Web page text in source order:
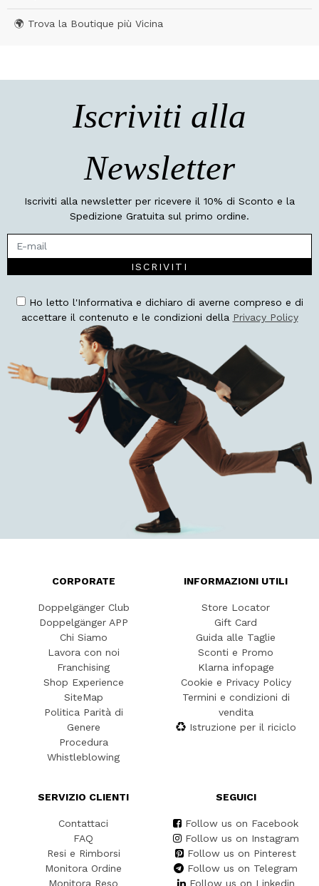
🌍 Trova la Boutique più Vicina
Iscriviti alla
Newsletter
Iscriviti alla newsletter per ricevere il 10% di Sconto e la
Spedizione Gratuita sul primo ordine.
ISCRIVITI
Ho letto l'Informativa e dichiaro di averne compreso e di
accettare il contenuto e le condizioni della Privacy Policy
CORPORATE
Doppelgänger Club
Doppelgänger APP
Chi Siamo
Lavora con noi
Franchising
Shop Experience
SiteMap
Politica Parità di
Genere
Procedura
Whistleblowing
INFORMAZIONI UTILI
Store Locator
Gift Card
Guida alle Taglie
Sconti e Promo
Klarna infopage
Cookie e Privacy Policy
Termini e condizioni di
vendita
Istruzione per il riciclo
SERVIZIO CLIENTI
Contattaci
FAQ
Resi e Rimborsi
Monitora Ordine
Monitora Reso
SEGUICI
Follow us on Facebook
Follow us on Instagram
Follow us on Pinterest
Follow us on Telegram
Follow us on Linkedin